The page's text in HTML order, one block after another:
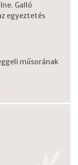
Galló
egyeztetés
műsorának